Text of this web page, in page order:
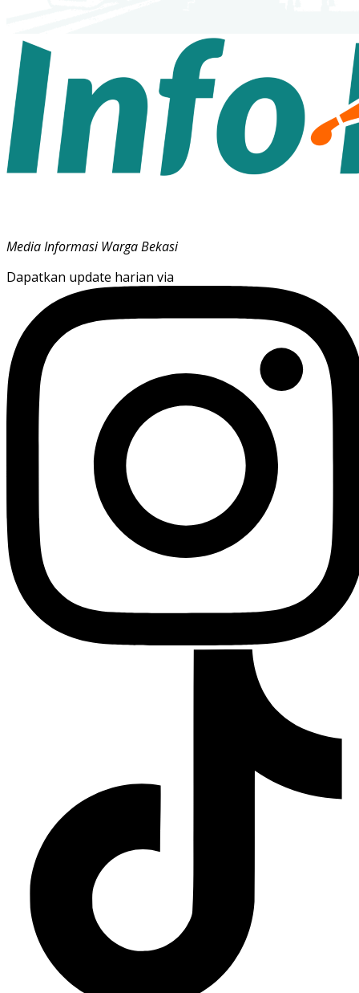
Media Informasi Warga Bekasi
Dapatkan update harian via